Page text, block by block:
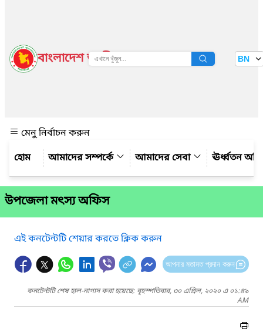
বাংলাদেশ জাতীয় তথ্য বাতায়ন BN
মেনু নির্বাচন করুন
আমাদের সম্পর্কে
আমাদের সেবা ঊর্ধ্বতন
উপজেলা মৎস্য অফিস
এই কনটেন্টটি শেয়ার করতে ক্লিক করুন
আপনার মতামত প্রদান করুন
কনটেন্টটি শেষ হাল-নাগাদ করা হয়েছে: বৃহস্পতিবার, ৩০ এপ্রিল, ২০২০ এ ০১:৪৯
AM